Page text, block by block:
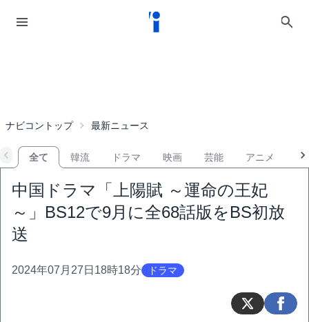
ナビコントップ 最新ニュース
全て 韓流 ドラマ 映画 芸能 アニメ
中国ドラマ「上陽賦 ～運命の王妃
～」BS12で9月に全68話版をBS初放
送
2024年07月27日18時18分 ドラマ